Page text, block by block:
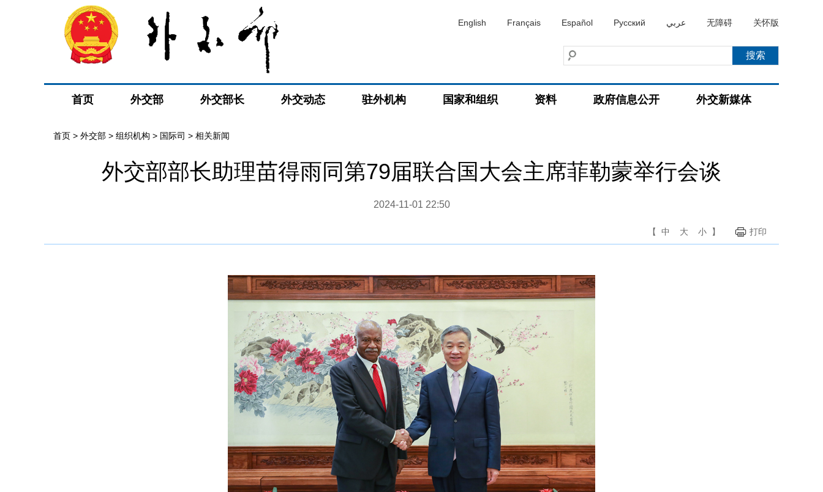
English Français Español Русский عربي 无障碍 关怀版
首页 外交部 外交部长 外交动态 驻外机构 国家和组织 资料 政府信息公开 外交新媒体
首页 > 外交部 > 组织机构 > 国际司 > 相关新闻
外交部部长助理苗得雨同第79届联合国大会主席菲勒蒙举行会谈
2024-11-01 22:50
【 中 大 小 】 打印